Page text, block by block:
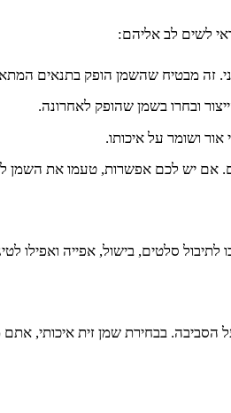
לשים לב אליהם:
זה מבטיח שהשמן הופק בתנאים
ובחרו בשמן שהופק לאחרונה.
ושומר על איכותו.
אם יש לכם אפשרות, טעמו את השמן
סלטים, בישול, אפייה ואפילו
הסביבה. בבחירת שמן זית